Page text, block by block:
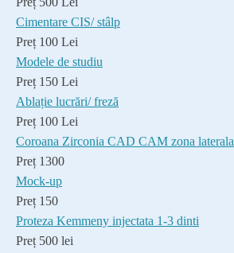
Cimentare CIS/ stâlp
Preț 100 Lei
Modele de studiu
Preț 150 Lei
Ablație lucrări/ freză
Preț 100 Lei
Coroana Zirconia CAD CAM zona laterala
Preț 1300
Mock-up
Preț 150
Proteza Kemmeny injectata 1-3 dinti
Preț 500 lei